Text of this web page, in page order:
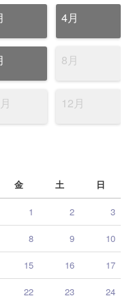
4月
8月
12月
金 土 日
1 2 3
8 9 10
15 16 17
22 23 24